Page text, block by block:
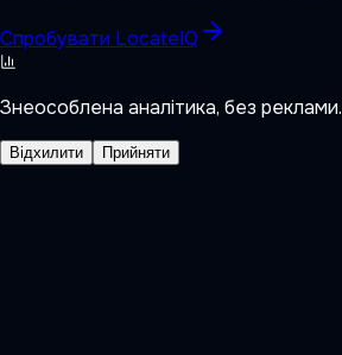
Спробувати LocateIQ
Знеособлена аналітика, без реклами.
Відхилити Прийняти